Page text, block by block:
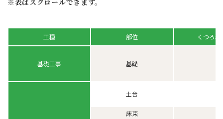
工種 部位 くつろ木
基礎工事 基礎
土台
床束